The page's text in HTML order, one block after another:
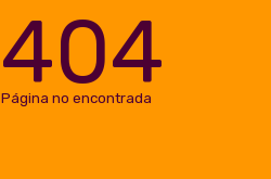
404
Página no encontrada